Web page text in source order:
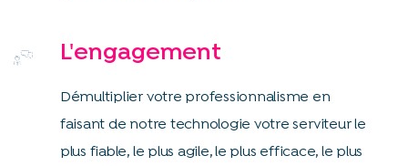
L'engagement
Démultiplier votre professionnalisme en
faisant de notre technologie votre serviteur le
plus fiable, le plus agile, le plus efficace, le plus